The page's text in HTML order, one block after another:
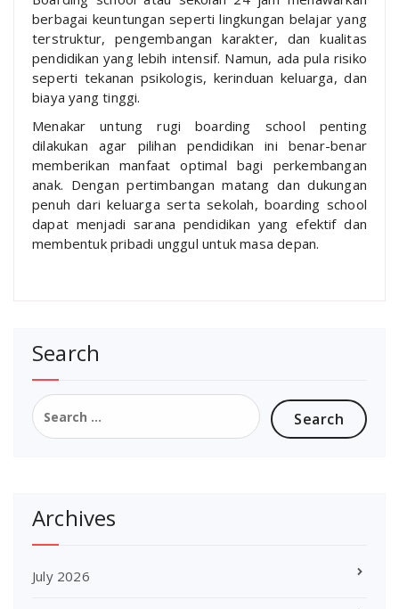
berbagai keuntungan seperti lingkungan belajar yang
terstruktur, pengembangan karakter, dan kualitas
pendidikan yang lebih intensif. Namun, ada pula risiko
seperti tekanan psikologis, kerinduan keluarga, dan
biaya yang tinggi.
Menakar untung rugi boarding school penting
dilakukan agar pilihan pendidikan ini benar-benar
memberikan manfaat optimal bagi perkembangan
anak. Dengan pertimbangan matang dan dukungan
penuh dari keluarga serta sekolah, boarding school
dapat menjadi sarana pendidikan yang efektif dan
membentuk pribadi unggul untuk masa depan.
Search
Search
for:
Archives
July 2026